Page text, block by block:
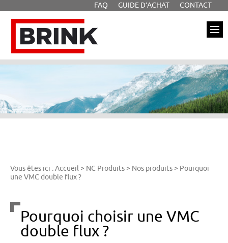
FAQ GUIDE D’ACHAT
CONTACT
Menu principal
au
Vous êtes ici :Accueil > NC Produits > Nos produits > Pourquoi
une VMC double flux ?
Pourquoi choisir une VMC
double flux ?